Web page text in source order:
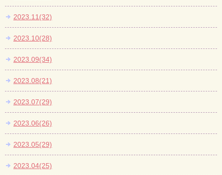
2023.11(32)
2023.10(28)
2023.09(34)
2023.08(21)
2023.07(29)
2023.06(26)
2023.05(29)
2023.04(25)